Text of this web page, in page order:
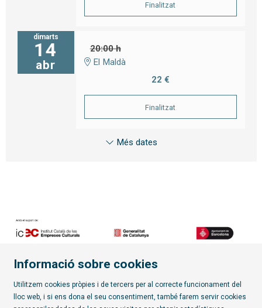
Finalitzat
dimarts
14
abr
20:00 h
El Maldà
22 €
Finalitzat
Més dates
Diapositiva 2 de 7
Informació sobre cookies
Utilitzem cookies pròpies i de tercers per al correcte funcionament del
lloc web, i si ens dona el seu consentiment, també farem servir cookies